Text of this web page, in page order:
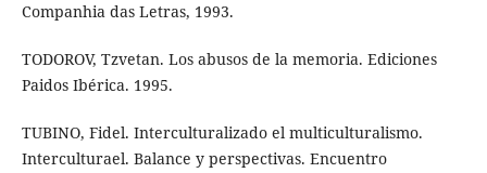
Companhia das Letras, 1993.
TODOROV, Tzvetan. Los abusos de la memoria. Ediciones
Paidos Ibérica. 1995.
TUBINO, Fidel. Interculturalizado el multiculturalismo.
Interculturael. Balance y perspectivas. Encuentro